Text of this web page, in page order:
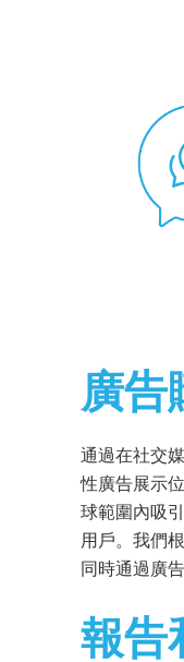
廣告
通過在社交
性廣告展示
球範圍內吸
用戶。我們
同時通過廣
報告